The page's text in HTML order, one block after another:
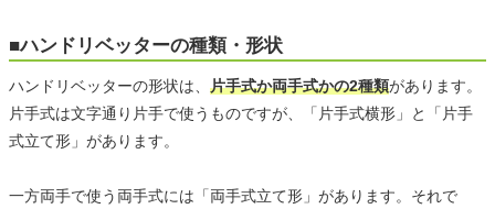
■ハンドリベッターの種類・形状
ハンドリベッターの形状は、 片手式か両手式かの2種類があります。
片手式は文字通り片手で使うものですが、「片手式横形」と「片手
式立て形」があります。
一方両手で使う両手式には「両手式立て形」があります。それで